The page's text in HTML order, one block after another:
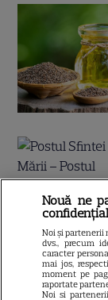
Nouă ne
Noi și partenerii
dvs., precum
caracter
mai jos,
moment pe
raportate
Noi si